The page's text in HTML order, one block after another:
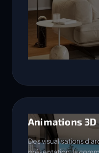
Animations 3D
Des visualisations